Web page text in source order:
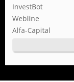
InvestBot
Webline
Alfa-Capital